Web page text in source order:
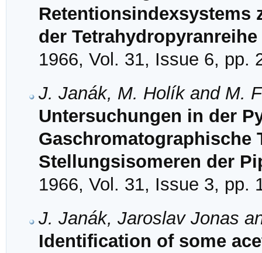
Retentionsindexsystems
der Tetrahydropyranreihe
1966, Vol. 31, Issue 6, pp.
J. Janák, M. Holík and M.
Untersuchungen in der
Gaschromatographische
Stellungsisomeren der
1966, Vol. 31, Issue 3, pp.
J. Janák, Jaroslav Jonas
Identification of some